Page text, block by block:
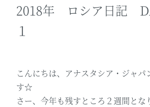
2018年 ロシア日記
１
こんにちは、アナスタシア・ジャパ
す☆
さー、今年も残すところ２週間とな